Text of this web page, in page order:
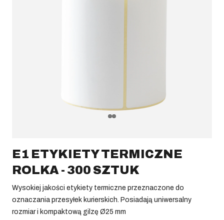
E1 ETYKIETY TERMICZNE
ROLKA - 300 SZTUK
Wysokiej jakości etykiety termiczne przeznaczone do
oznaczania przesyłek kurierskich. Posiadają uniwersalny
rozmiar i kompaktową gilzę Ø25 mm